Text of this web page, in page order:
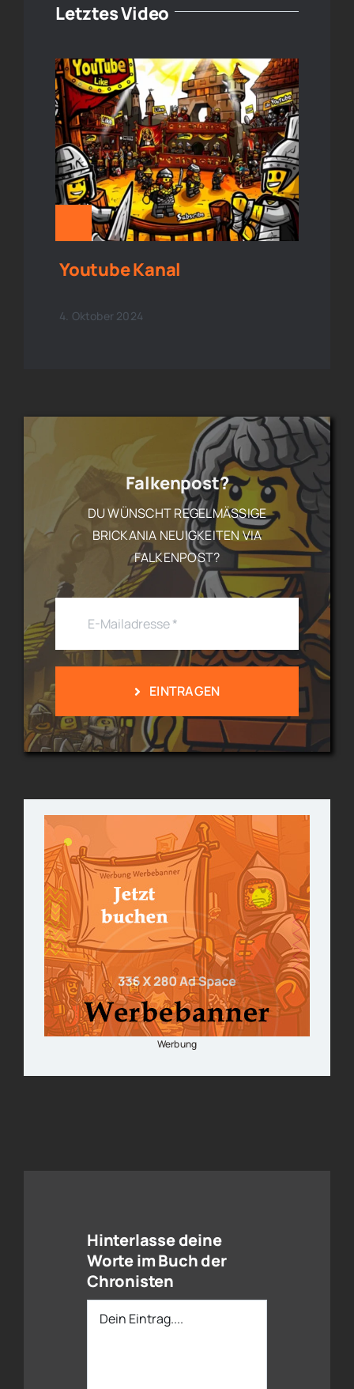
Letztes Video
Youtube Kanal
4. Oktober 2024
Falkenpost?
DU WÜNSCHT REGELMÄSSIGE B
RICKANIA NEUIGKEITEN VIA F
ALKENPOST?
EINTRAGEN
Werbung
Hinterlasse deine
Worte im Buch der
Chronisten
Dein